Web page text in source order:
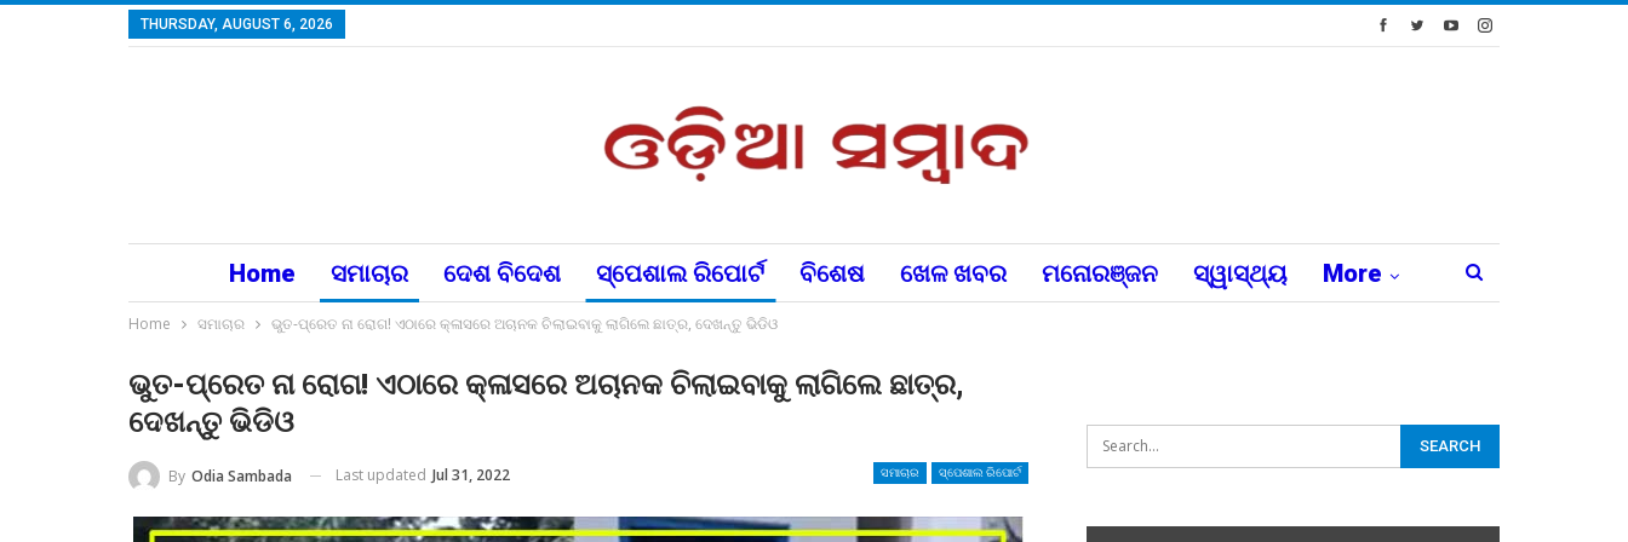
THURSDAY, AUGUST 6, 2026
Home ସମାଚାର ଦେଶ ବିଦେଶ ସ୍ପେଶାଲ ରିପୋର୍ଟ ବିଶେଷ ଖେଳ ଖବର ମନୋରଞ୍ଜନ ସ୍ୱାସ୍ଥ୍ୟ More
Home ସମାଚାର ଭୁତ-ପ୍ରେତ ନା ରୋଗ! ଏଠାରେ କ୍ଳାସରେ ଅଚାନକ ଚିଲାଇବାକୁ ଲାଗିଲେ ଛାତ୍ର, ଦେଖନ୍ତୁ ଭିଡିଓ
ଭୁତ-ପ୍ରେତ ନା ରୋଗ! ଏଠାରେ କ୍ଳାସରେ ଅଚାନକ ଚିଲାଇବାକୁ ଲାଗିଲେ ଛାତ୍ର,
ଦେଖନ୍ତୁ ଭିଡିଓ
ସମାଚାର ସ୍ପେଶାଲ ରିପୋର୍ଟ
By Odia Sambada Last updated Jul 31, 2022